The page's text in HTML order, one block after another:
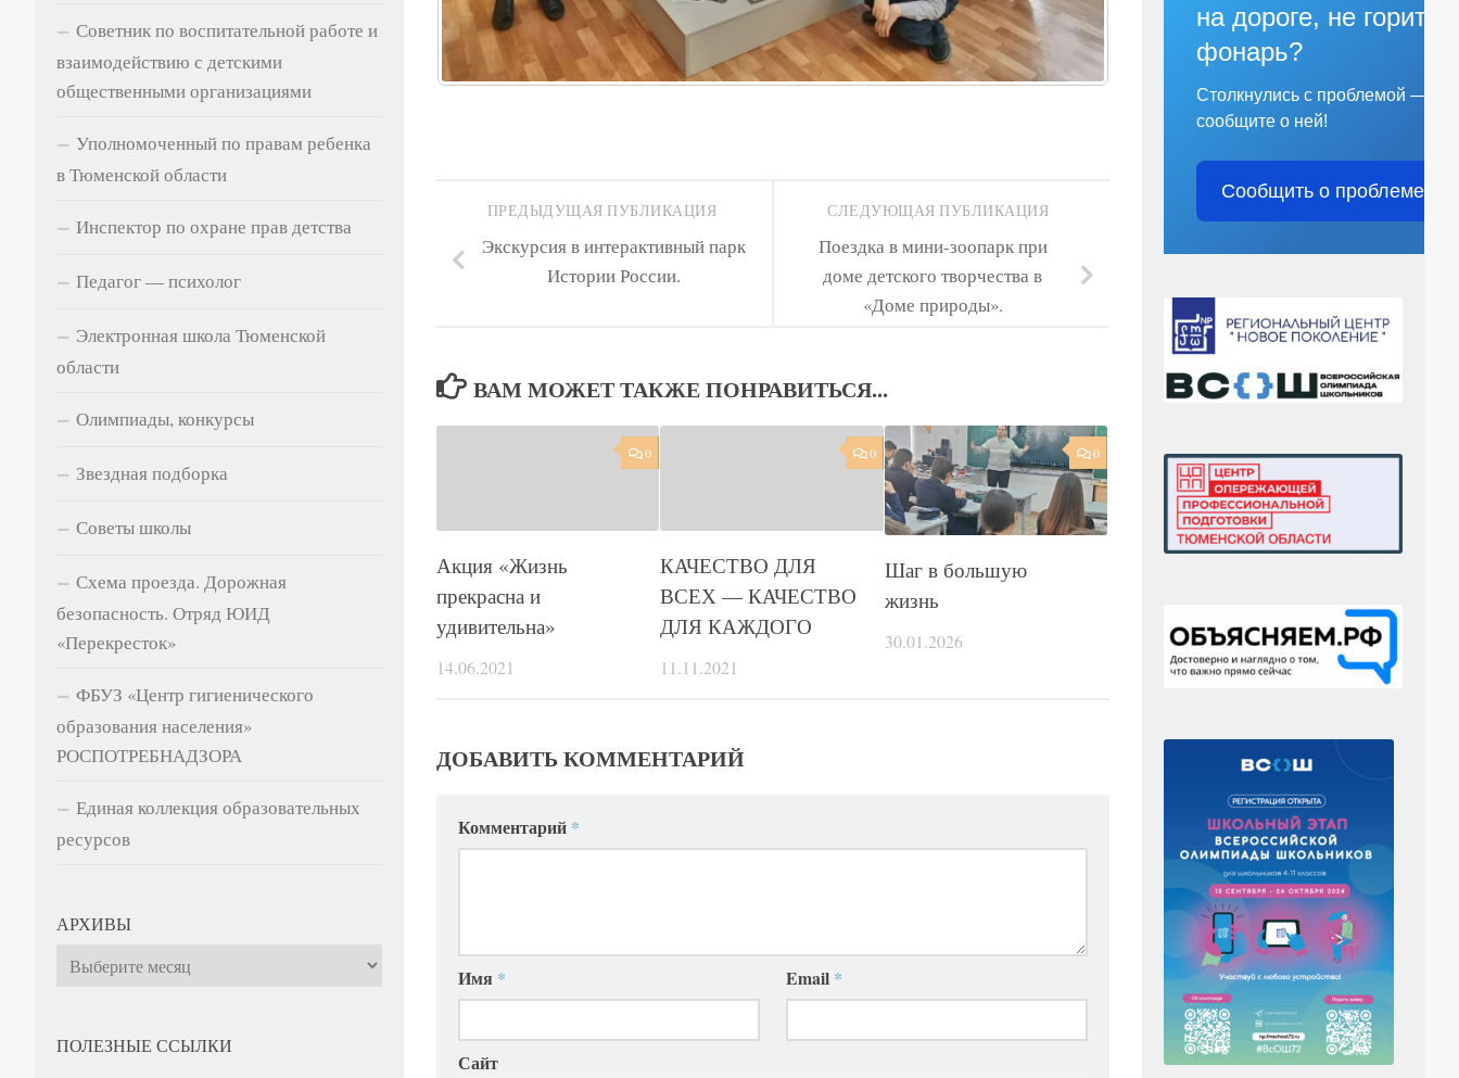
СЛЕДУЮЩАЯ ПУБЛИКАЦИЯ
Поездка в мини-зоопарк при
доме детского творчества в
«Доме природы».
ПРЕДЫДУЩАЯ ПУБЛИКАЦИЯ
Экскурсия в интерактивный парк
Истории России.
ВАМ МОЖЕТ ТАКЖЕ ПОНРАВИТЬСЯ...
0
Акция «Жизнь
прекрасна и
удивительна»
14.06.2021
0
КАЧЕСТВО ДЛЯ
ВСЕХ — КАЧЕСТВО
ДЛЯ КАЖДОГО
11.11.2021
0
Шаг в большую
жизнь
30.01.2026
ДОБАВИТЬ КОММЕНТАРИЙ
Комментарий *
Имя * Email *
Сайт
Советник по воспитательной работе и
взаимодействию с детскими
общественными организациями
Уполномоченный по правам ребенка
в Тюменской области
Инспектор по охране прав детства
Педагог — психолог
Электронная школа Тюменской
области
Олимпиады, конкурсы
Звездная подборка
Советы школы
Схема проезда. Дорожная
безопасность. Отряд ЮИД
«Перекресток»
ФБУЗ «Центр гигиенического
образования населения»
РОСПОТРЕБНАДЗОРА
Единая коллекция образовательных
ресурсов
АРХИВЫ
Архивы
ПОЛЕЗНЫЕ ССЫЛКИ
на дороге, не горит
фонарь?
Столкнулись с проблемой —
сообщите о ней!
Сообщить о проблеме